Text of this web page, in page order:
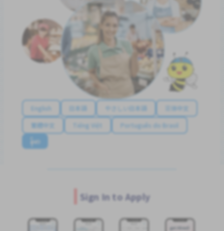
English 日本語 やさしい日本語
简体中文
繁體中文
Tiếng Việt
Português do Brasil
န်မာ
Sign In to Apply